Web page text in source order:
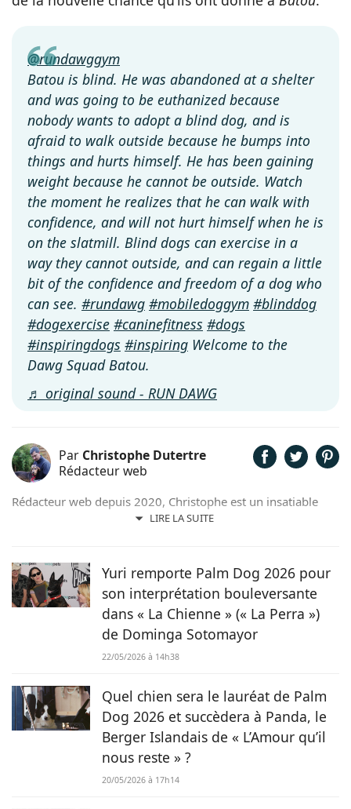
@rundawggym
Batou is blind. He was abandoned at a shelter
and was going to be euthanized because
nobody wants to adopt a blind dog, and is
afraid to walk outside because he bumps into
things and hurts himself. He has been gaining
weight because he cannot be outside. Watch
the moment he realizes that he can walk with
confidence, and will not hurt himself when he is
on the slatmill. Blind dogs can exercise in a
way they cannot outside, and can regain a little
bit of the confidence and freedom of a dog who
can see. #rundawg #mobiledoggym #blinddog
#dogexercise #caninefitness #dogs
#inspiringdogs #inspiring Welcome to the
Dawg Squad Batou.
♬ original sound - RUN DAWG
Par Christophe Dutertre
Rédacteur web
LIRE LA SUITE
Rédacteur web depuis 2020, Christophe est un insatiable
curieux. Passionné de jardinage, de cinéma, de sciences, de
cause animale, il n’hésite pas à jouer les familles d’accueil
pour des boules de poils dans le besoin.
Yuri remporte Palm Dog 2026 pour
son interprétation bouleversante
dans « La Chienne » (« La Perra »)
de Dominga Sotomayor
22/05/2026 à 14h38
Quel chien sera le lauréat de Palm
Dog 2026 et succèdera à Panda, le
Berger Islandais de « L’Amour qu’il
nous reste » ?
20/05/2026 à 17h14